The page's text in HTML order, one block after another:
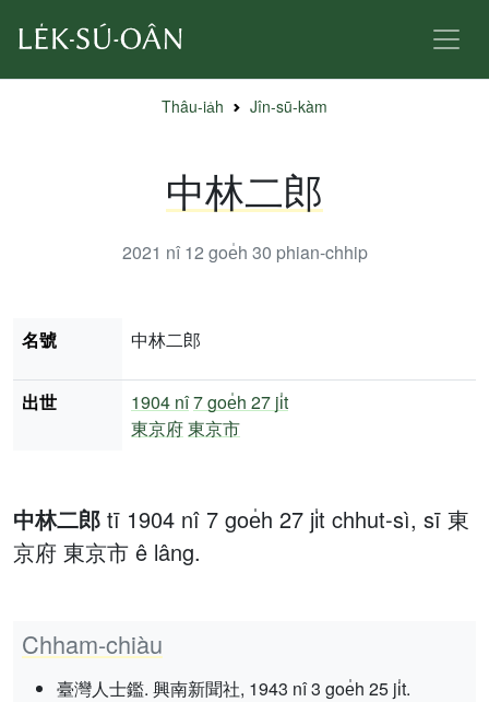
Thâu-ia̍h Jîn-sū-kàm
中林二郎
2021 nî 12 goe̍h 30 phian-chhip
中林二郎 tī 1904 nî 7 goe̍h 27 ji̍t chhut-sì, sī 東
京府 東京市 ê lâng.
Chham-chiàu
臺灣人士鑑. 興南新聞社, 1943 nî 3 goe̍h 25 ji̍t.
名號 中林二郎
出世 1904 nî7 goe̍h 27 ji̍t
東京府東京市